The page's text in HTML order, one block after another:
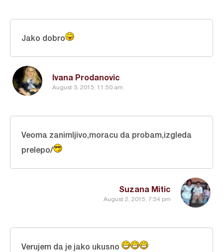
Ivana Prodanovic
August 3, 2015, 11:50 am
Jako dobro
Suzana Mitic
August 2, 2015, 7:54 pm
Veoma zanimljivo,moracu da probam,izgleda
prelepo/
Verujem da je jako ukusno